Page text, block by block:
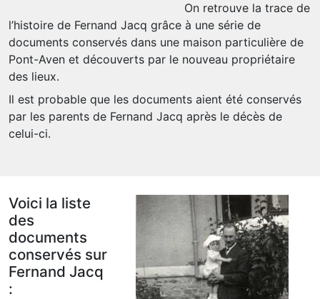
On retrouve la trace de
l’histoire de Fernand Jacq grâce à une série de
documents conservés dans une maison particulière de
Pont-Aven et découverts par le nouveau propriétaire
des lieux.
Il est probable que les documents aient été conservés
par les parents de Fernand Jacq après le décès de
celui-ci.
Voici la liste
des
documents
conservés sur
Fernand Jacq
: